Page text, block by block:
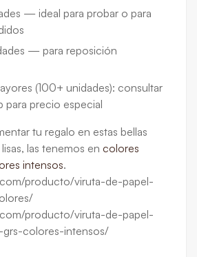
— ideal para probar o para
— para reposición
(100+ unidades): consultar
para precio especial
tu regalo en estas bellas
las tenemos en colores
intensos.
producto/viruta-de-papel-
producto/viruta-de-papel-
colores-intensos/